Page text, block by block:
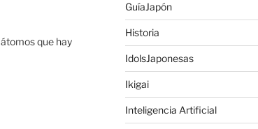
que hay
GuíaJapón
Historia
IdolsJaponesas
Ikigai
Inteligencia Artificial